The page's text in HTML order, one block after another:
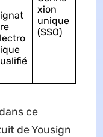
xion
unique
(SSO)
ce
de Yousign